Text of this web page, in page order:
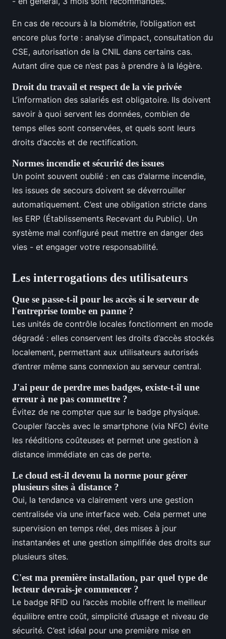
En cas de recours à la biométrie, l’obligation est
encore plus forte : analyse d’impact, consultation du
CSE, autorisation de la CNIL dans certains cas.
Autant dire que ce n’est pas à prendre à la légère.
Droit du travail et respect de la vie privée
L’information des salariés est obligatoire. Ils doivent
savoir à quoi servent les données, combien de
temps elles sont conservées, et quels sont leurs
droits d’accès et de rectification.
Normes incendie et sécurité des issues
Un point souvent oublié : en cas d’alarme incendie,
les issues de secours doivent se déverrouiller
automatiquement. C’est une obligation stricte dans
les ERP (Établissements Recevant du Public). Un
système mal configuré peut mettre en danger des
vies - et engager votre responsabilité.
Les interrogations des utilisateurs
Que se passe-t-il pour les accès si le serveur de
l'entreprise tombe en panne ?
Les unités de contrôle locales fonctionnent en mode
dégradé : elles conservent les droits d’accès stockés
localement, permettant aux utilisateurs autorisés
d’entrer même sans connexion au serveur central.
J'ai peur de perdre mes badges, existe-t-il une
erreur à ne pas commettre ?
Évitez de ne compter que sur le badge physique.
Coupler l’accès avec le smartphone (via NFC) évite
les rééditions coûteuses et permet une gestion à
distance immédiate en cas de perte.
Le cloud est-il devenu la norme pour gérer
plusieurs sites à distance ?
Oui, la tendance va clairement vers une gestion
centralisée via une interface web. Cela permet une
supervision en temps réel, des mises à jour
instantanées et une gestion simplifiée des droits sur
plusieurs sites.
C'est ma première installation, par quel type de
lecteur devrais-je commencer ?
Le badge RFID ou l’accès mobile offrent le meilleur
équilibre entre coût, simplicité d’usage et niveau de
sécurité. C’est idéal pour une première mise en